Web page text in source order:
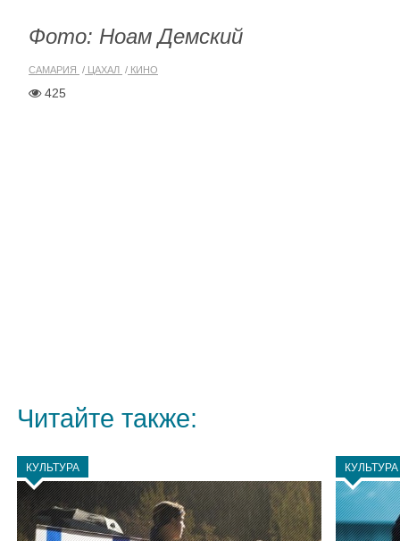
Фото: Ноам Демский
САМАРИЯ ЦАХАЛ КИНО
425
Читайте также:
КУЛЬТУРА КУЛЬТУРА